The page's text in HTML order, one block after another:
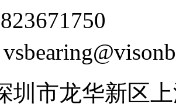
圳市龙华新区